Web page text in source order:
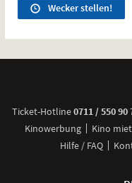
Wecker stellen!
Ticket-Hotline0711 / 550 90
Kinowerbung
Kino
Hilfe / FAQ